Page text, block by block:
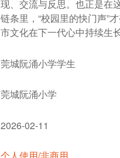
现、交流与反思。也正是在
链条里，“校园里的快门声”
市文化在下一代心中持续生
莞城阮涌小学学生
莞城阮涌小学
2026-02-11